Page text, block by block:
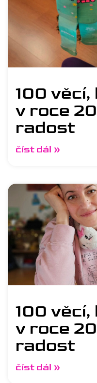
100
v roce
radost
číst dál »
100
v roce
radost
číst dál »